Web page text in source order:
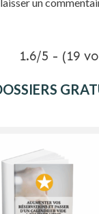
un
1.6/5 - (19